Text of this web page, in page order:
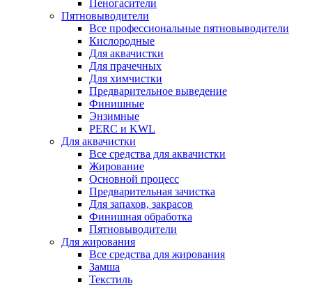
Пеногасители
Пятновыводители
Все профессиональные пятновыводители
Кислородные
Для аквачистки
Для прачечных
Для химчистки
Предварительное выведение
Финишные
Энзимные
PERC и KWL
Для аквачистки
Все средства для аквачистки
Жирование
Основной процесс
Предварительная зачистка
Для запахов, закрасов
Финишная обработка
Пятновыводители
Для жирования
Все средства для жирования
Замша
Текстиль